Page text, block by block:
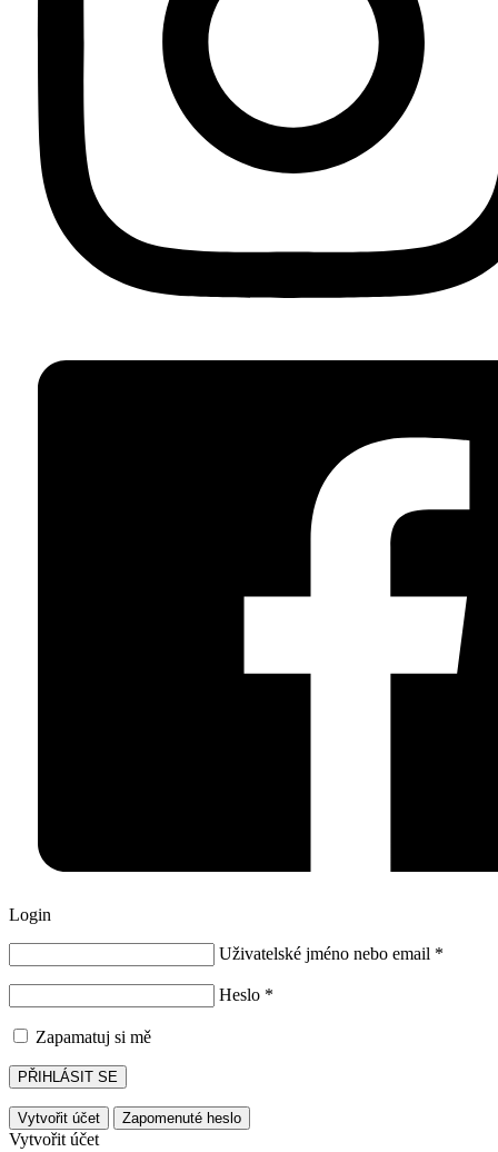
Login
Uživatelské jméno nebo email *
Heslo *
Zapamatuj si mě
PŘIHLÁSIT SE
Vytvořit účet Zapomenuté heslo
Vytvořit účet